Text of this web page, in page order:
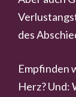
des
Empfinden
Herz? Und: